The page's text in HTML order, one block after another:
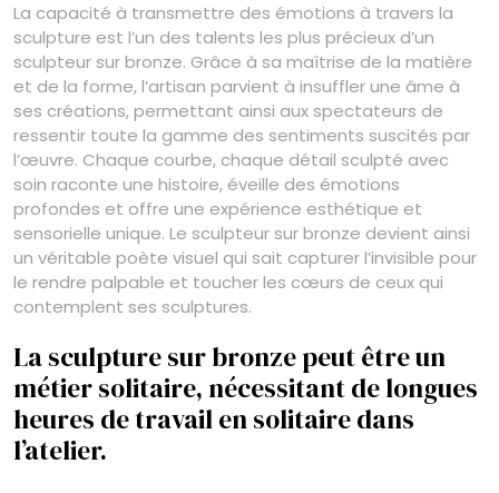
La capacité à transmettre des émotions à travers la
sculpture est l’un des talents les plus précieux d’un
sculpteur sur bronze. Grâce à sa maîtrise de la matière
et de la forme, l’artisan parvient à insuffler une âme à
ses créations, permettant ainsi aux spectateurs de
ressentir toute la gamme des sentiments suscités par
l’œuvre. Chaque courbe, chaque détail sculpté avec
soin raconte une histoire, éveille des émotions
profondes et offre une expérience esthétique et
sensorielle unique. Le sculpteur sur bronze devient ainsi
un véritable poète visuel qui sait capturer l’invisible pour
le rendre palpable et toucher les cœurs de ceux qui
contemplent ses sculptures.
La sculpture sur bronze peut être un
métier solitaire, nécessitant de longues
heures de travail en solitaire dans
l’atelier.